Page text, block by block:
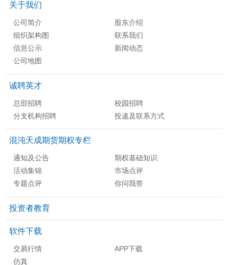
关于我们
公司简介
股东介绍
组织架构图
联系我们
信息公示
新闻动态
公司地图
诚聘英才
总部招聘
校园招聘
分支机构招聘
投递及联系方式
混沌天成期货期权专栏
通知及公告
期权基础知识
活动集锦
市场点评
专题点评
你问我答
投资者教育
软件下载
交易行情
APP下载
仿真